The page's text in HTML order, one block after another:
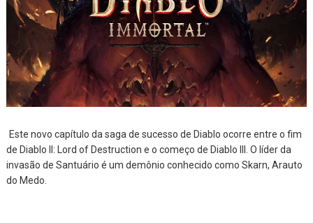
Este novo capítulo da saga de sucesso de Diablo ocorre entre o fim
de Diablo II: Lord of Destruction e o começo de Diablo III. O líder da
invasão de Santuário é um demônio conhecido como Skarn, Arauto
do Medo.